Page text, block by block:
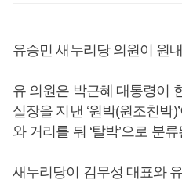
유승민 새누리당 의원이 원
유 의원은 박근혜 대통령이
실장을 지낸 ‘원박(원조친박
와 거리를 둬 ‘탈박’으로 분
새누리당이 김무성 대표와